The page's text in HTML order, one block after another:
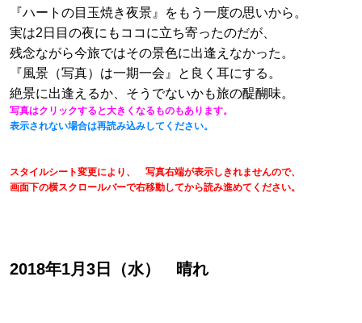
『ハートの目玉焼き夜景』をもう一度の思いから。
実は2日目の夜にもココに立ち寄ったのだが、
残念ながら今旅ではその景色に出逢えなかった。
『風景（写真）は一期一会』と良く耳にする。
絶景に出逢えるか、そうでないかも旅の醍醐味。
写真はクリックすると大きくなるものもあります。
表示されない場合は再読み込みしてください。
スタイルシート変更により、 写真右端が表示しきれませんので、
画面下の横スクロールバーで右移動してから読み進めてください。
2018年1月3日（水） 晴れ